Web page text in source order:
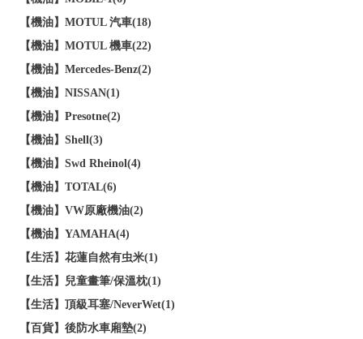
【機油】MOTUL 汽車(18)
【機油】MOTUL 機車(22)
【機油】Mercedes-Benz(2)
【機油】NISSAN(1)
【機油】Presotne(2)
【機油】Shell(3)
【機油】Swd Rheinol(4)
【機油】TOTAL(6)
【機油】VW原廠機油(2)
【機油】YAMAHA(4)
【生活】花蓮自然有虫米(1)
【生活】兒童畫筆/保溫枕(1)
【生活】頂級耳塞/NeverWet(1)
【百貨】後防水車廂墊(2)